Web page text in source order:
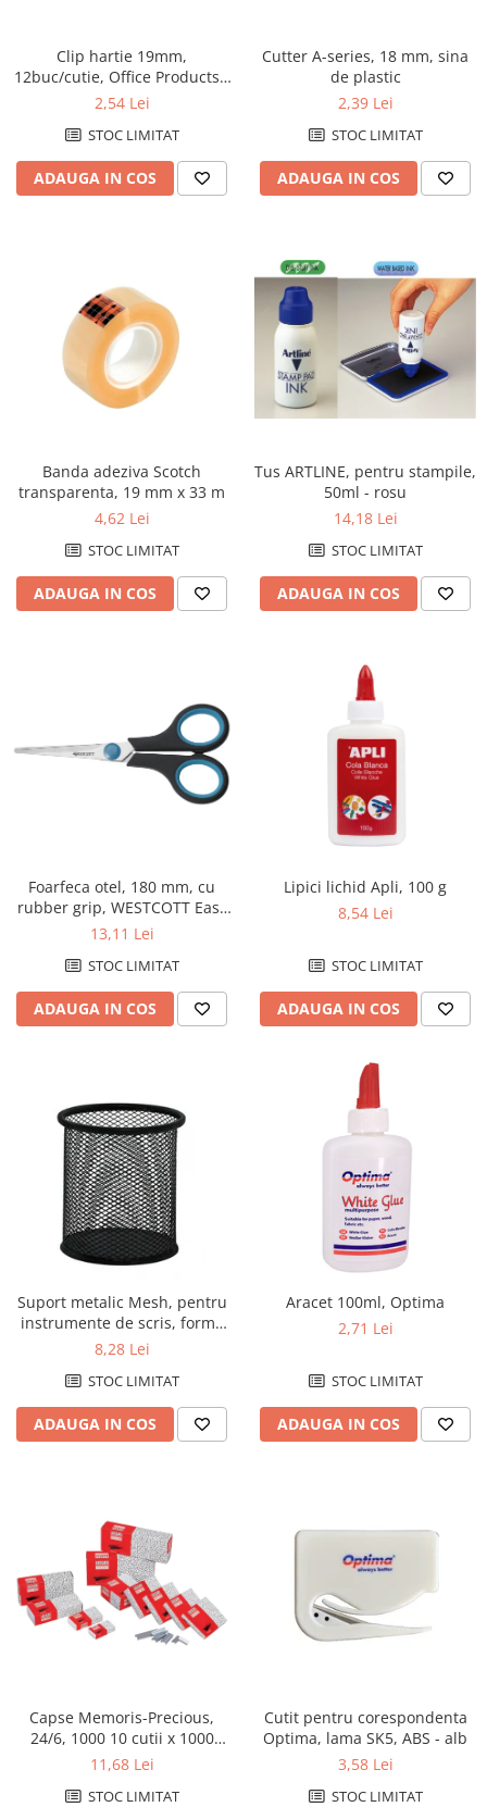
profesionale
Pioneze si ace cu gamalie
Stampile, tusuri si tusiere
Suporturi pentru documente,
Accesorii pentru arhivare
Bibliorafturi
Caiete mecanice
Clasoare, mape si suporti pentru
Cutii si containere de arhivare
Dosare de prezentare
Dosare din carton
Dosare din plastic
Mape din carton
suspendabile
Articole din hartie
Blocnotesuri
Caiete de birou
Cuburi din hartie
Hartie pentru copiator si
imprimanta
Hartie si carton pentru print color
Notite autoadezive
Plicuri
Registre si repertoare
Role hartie pentru fax si case de
marcat
Role hartie pentru plotter
Tipizate
Instrumente de scris si corectura
Instrumente de scris de lux
Markere pe baza de apa
Markere pe baza de vopsea
Markere pentru flipchart
Markere pentru tabla
Markere pentru textile
Clip hartie 19mm,
12buc/cutie, Office Products -
negru
2,54 Lei
STOC LIMITAT
ADAUGA IN COS
Cutter A-series, 18 mm, sina
de plastic
2,39 Lei
STOC LIMITAT
ADAUGA IN COS
Banda adeziva Scotch
transparenta, 19 mm x 33 m
4,62 Lei
STOC LIMITAT
ADAUGA IN COS
Tus ARTLINE, pentru stampile,
50ml - rosu
14,18 Lei
STOC LIMITAT
ADAUGA IN COS
Foarfeca otel, 180 mm, cu
rubber grip, WESTCOTT Easy
Grip - 10 ani garantie
13,11 Lei
STOC LIMITAT
ADAUGA IN COS
Lipici lichid Apli, 100 g
8,54 Lei
STOC LIMITAT
ADAUGA IN COS
Suport metalic Mesh, pentru
instrumente de scris, forma
rotunda, Q-Connect - negru
8,28 Lei
STOC LIMITAT
ADAUGA IN COS
Aracet 100ml, Optima
2,71 Lei
STOC LIMITAT
ADAUGA IN COS
Capse Memoris-Precious,
24/6, 1000 10 cutii x 1000
capse/cutie
11,68 Lei
STOC LIMITAT
Cutit pentru corespondenta
Optima, lama SK5, ABS - alb
3,58 Lei
STOC LIMITAT